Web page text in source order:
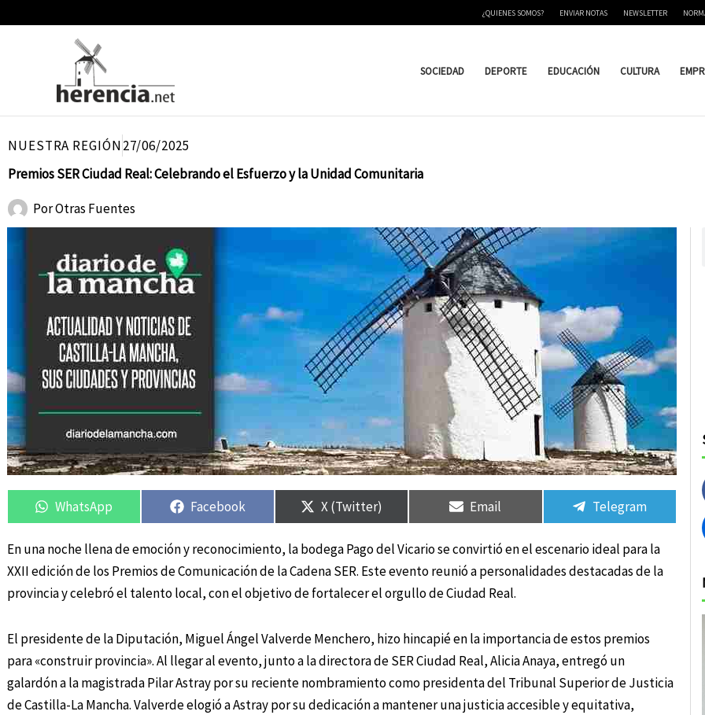
¿QUIENES SOMOS? ENVIAR NOTAS NEWSLETTER
SOCIEDAD DEPORTE EDUCACIÓN CULTURA
NUESTRA REGIÓN27/06/2025
Premios SER Ciudad Real: Celebrando el Esfuerzo y la Unidad Comunitaria
PorOtras Fuentes
Compartir
en
WhatsApp
Compartir
en
Facebook
Compartir
en
X (Twitter)
Compartir
en
Email
Compartir
en
Telegram
En una noche llena de emoción y reconocimiento, la bodega Pago del Vicario se convirtió en el escenario ideal para la
XXII edición de los Premios de Comunicación de la Cadena SER. Este evento reunió a personalidades destacadas de la
provincia y celebró el talento local, con el objetivo de fortalecer el orgullo de Ciudad Real.
El presidente de la Diputación, Miguel Ángel Valverde Menchero, hizo hincapié en la importancia de estos premios
para «construir provincia». Al llegar al evento, junto a la directora de SER Ciudad Real, Alicia Anaya, entregó un
galardón a la magistrada Pilar Astray por su reciente nombramiento como presidenta del Tribunal Superior de Justicia
de Castilla-La Mancha. Valverde elogió a Astray por su dedicación a mantener una justicia accesible y equitativa,
Compartir
en
Compartir
en
Compartir
en
Compartir
en
Compartir
en